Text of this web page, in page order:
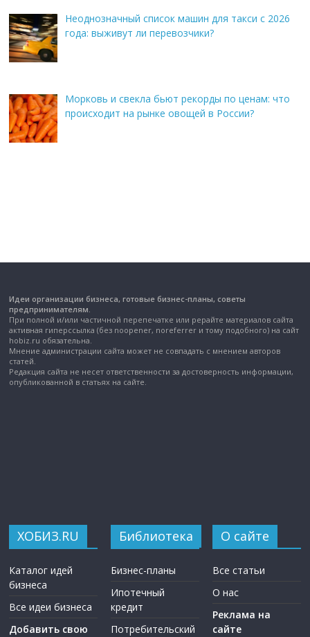
Неоднозначный список машин для такси с 2026
года: выживут ли перевозчики?
Морковь и свекла бьют рекорды по ценам: что
происходит на рынке овощей в России?
Идеи организации бизнеса, готовые бизнес-планы, советы
предпринимателям.
При полной и/или частичной перепечатке или рерайте материалов сайта
активная гиперссылка (без noopener, noreferrer и тому подобного) на сайт
hobiz.ru обязательна.
Мнение администрации сайта может не совпадать с мнением авторов
статей.
Редакция сайта не несет ответственности за достоверность информации,
опубликованной в статьях на сайте.
ХОБИЗ.RU
Каталог идей
бизнеса
Все идеи бизнеса
Добавить свою
Библиотека
Бизнес-планы
Ипотечный
кредит
Потребительский
О сайте
Все статьи
О нас
Реклама на
сайте